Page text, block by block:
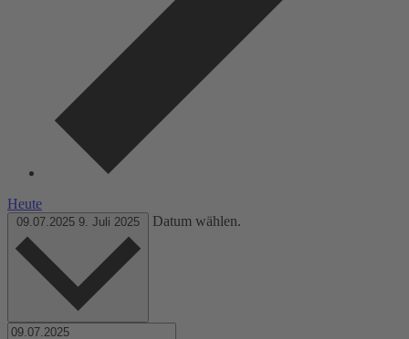
Heute
09.07.2025 9. Juli 2025 Datum wählen.